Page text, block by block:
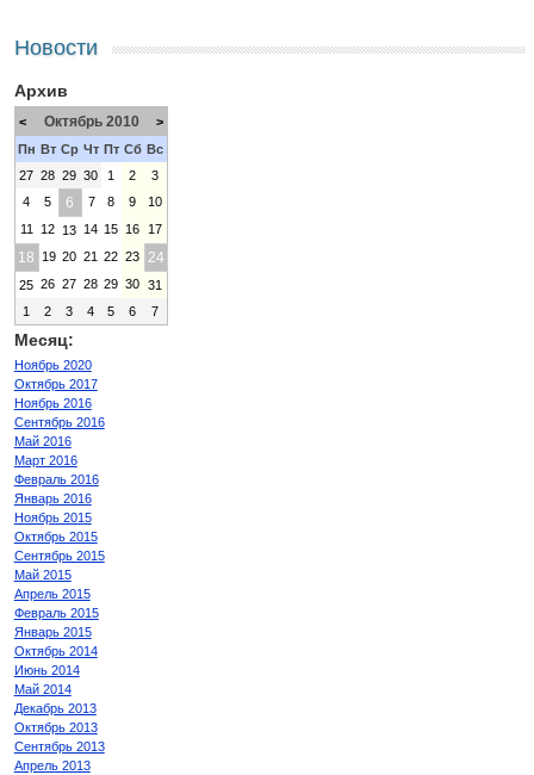
Новости
Архив
< Октябрь 2010
>
Пн Вт Ср Чт Пт Сб Вс
27 28 29 30 1 2
3
4
5 6 7 8 9
10
11
12 13 14 15 16 17
18 19 20 21 22 23 24
25 26 27 28 29 30
31
1
2 3 4 5 6 7
Месяц:
Ноябрь 2020
Октябрь 2017
Ноябрь 2016
Сентябрь 2016
Май 2016
Март 2016
Февраль 2016
Январь 2016
Ноябрь 2015
Октябрь 2015
Сентябрь 2015
Май 2015
Апрель 2015
Февраль 2015
Январь 2015
Октябрь 2014
Июнь 2014
Май 2014
Декабрь 2013
Октябрь 2013
Сентябрь 2013
Апрель 2013